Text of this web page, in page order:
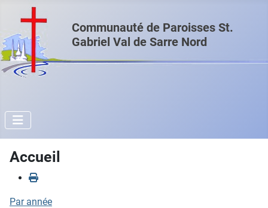
Communauté de Paroisses St.
Gabriel Val de Sarre Nord
Accueil
Par année